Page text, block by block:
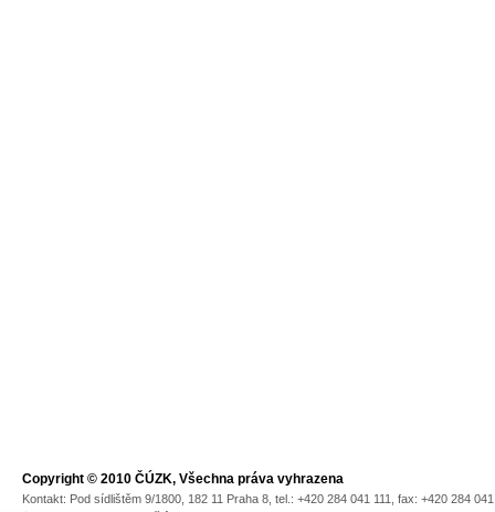
Copyright © 2010 ČÚZK, Všechna práva vyhrazena
Kontakt: Pod sídlištěm 9/1800, 182 11 Praha 8, tel.: +420 284 041 111, fax: +420 284